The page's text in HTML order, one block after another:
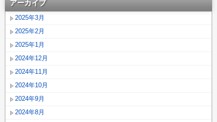
アーカイブ
2025年3月
2025年2月
2025年1月
2024年12月
2024年11月
2024年10月
2024年9月
2024年8月